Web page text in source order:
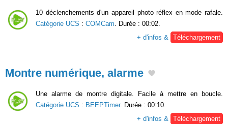
10 déclenchements d'un appareil photo réflex en mode rafale.
Catégorie UCS : COMCam . Durée : 00:02.
+ d'infos &
Téléchargement
Montre numérique, alarme
Une alarme de montre digitale. Facile à mettre en boucle.
Catégorie UCS : BEEPTimer. Durée : 00:10.
+ d'infos &
Téléchargement